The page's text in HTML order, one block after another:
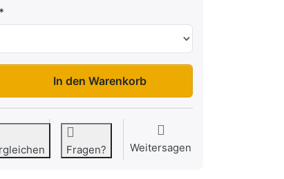
C2 Edition zu 4.919,00 €, Menge 1.
In den Warenkorb
Fragen? Weitersagen